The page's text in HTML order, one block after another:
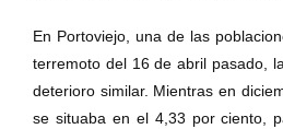
En Portoviejo, una de las
terremoto del 16 de abril pasado,
deterioro similar. Mientras en
se situaba en el 4,33 por ciento,